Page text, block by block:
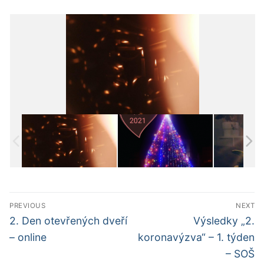
Navigace
pro
příspěvek
PREVIOUS
Předchozí
příspěvek
2. Den otevřených dveří
– online
NEXT
Další
příspěvek
Výsledky „2.
koronavýzva“ – 1. týden
– SOŠ